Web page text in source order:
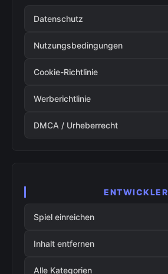
Datenschutz
Nutzungsbedingungen
Cookie-Richtlinie
Werberichtlinie
DMCA / Urheberrecht
ENTWICKLER
Spiel einreichen
Inhalt entfernen
Alle Kategorien